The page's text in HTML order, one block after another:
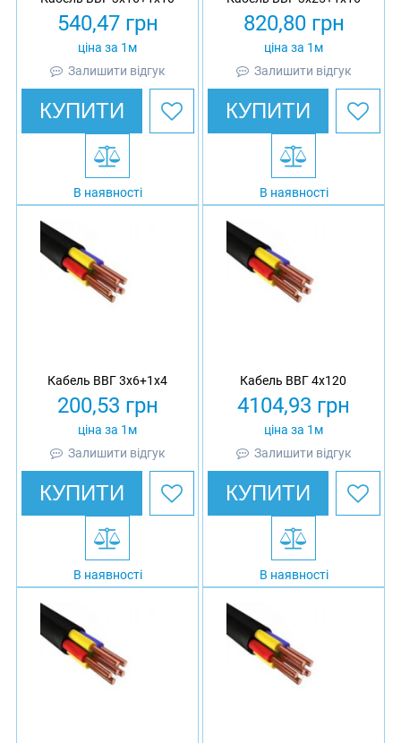
540,47грн
ціна за 1м
Залишити відгук
КУПИТИ
В наявності
820,80грн
ціна за 1м
Залишити відгук
КУПИТИ
В наявності
Кабель ВВГ 3х6+1х4
200,53 грн
ціна за 1м
Залишити відгук
КУПИТИ
В наявності
Кабель ВВГ 4х120
4104,93 грн
ціна за 1м
Залишити відгук
КУПИТИ
В наявності